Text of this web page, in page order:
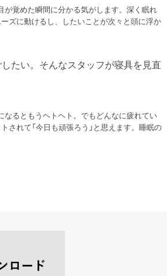
が覚めた瞬間に分かる気がします。深く眠れ
ズに動けるし、したいことが次々と頭に浮か
したい。そんなスタッフが寝具を見直
るともうヘトヘト。でもどんなに疲れてい
れて「今日も頑張ろう」と思えます。睡眠の